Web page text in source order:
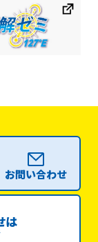
お問い合わせ
は